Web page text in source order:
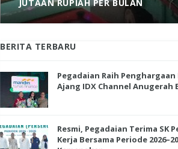
JUTAAN RUPIAH PER BULAN
BERITA TERBARU
Pegadaian Raih Penghargaan
Ajang IDX Channel Anugerah
Resmi, Pegadaian Terima SK
Kerja Bersama Periode